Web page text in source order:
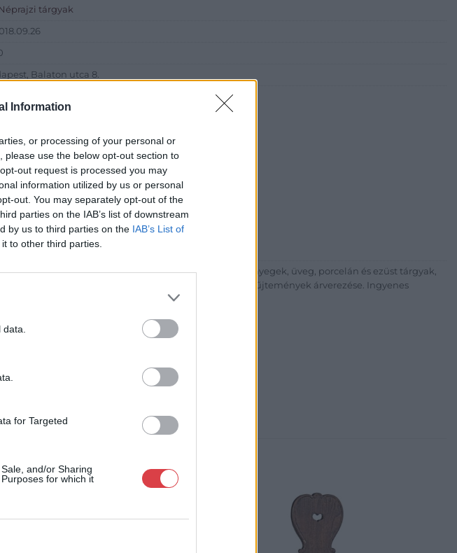
Information
or processing of your personal or
use the below opt-out section to
out request is processed you may
information utilized by us or personal
out. You may separately opt-out of the
parties on the IAB’s list of downstream
by us to third parties on the IAB’s List of
to other third parties.
for Targeted
and/or Sharing
for which it
tárgyak
Balaton utca 8.
Eladó:Nagyházi Galéria és Aukciósház
Cím: Müller Márta
Nagyházi Galéria és Aukciósház Kft.
1055 Budapest, Balaton utca 8.
Telefon: +361 475 6000 +361 4756005
Weboldal:
színvonalú festmények és műtárgyak, bútorok, szőnyegek, üveg, porcelán és ezüst tárgyak,
tárgyak értékesítése és aukcionálása. Hagyatékok és gyűjtemények árverezése. Ingyenes
a tárgyfelvétel folyamatos.
MŰTÁRGYAI